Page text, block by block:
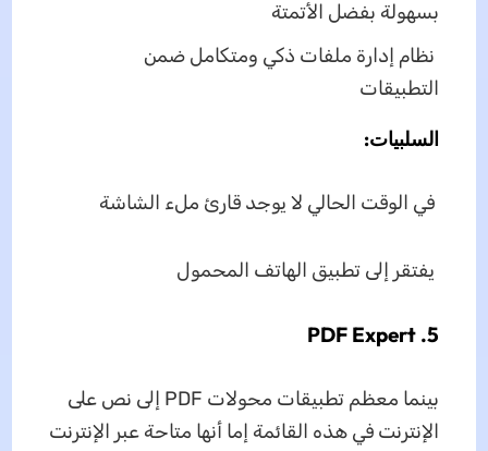
بسهولة بفضل الأتمتة
نظام إدارة ملفات ذكي ومتكامل ضمن
التطبيقات
السلبيات:
في الوقت الحالي لا يوجد قارئ ملء الشاشة
يفتقر إلى تطبيق الهاتف المحمول
5. PDF Expert
بينما معظم تطبيقات محولات PDF إلى نص على
الإنترنت في هذه القائمة إما أنها متاحة عبر الإنترنت